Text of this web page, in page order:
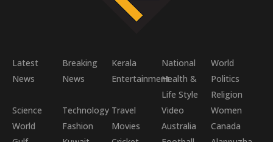
Latest
News
Breaking
News
Kerala National
World
EntertainmentHealth &
Life Style
Politics
Religion
Science
World
Technology Travel Video
Women
Fashion
Movies Australia
Canada